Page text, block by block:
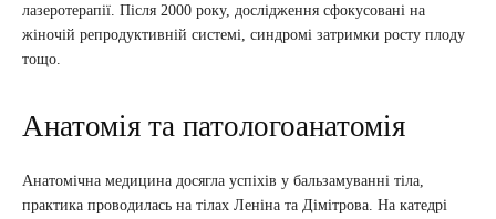
лазеротерапії. Після 2000 року, дослідження сфокусовані на
жіночій репродуктивній системі, синдромі затримки росту плоду
тощо.
Анатомія та патологоанатомія
Анатомічна медицина досягла успіхів у бальзамуванні тіла,
практика проводилась на тілах Леніна та Дімітрова. На катедрі